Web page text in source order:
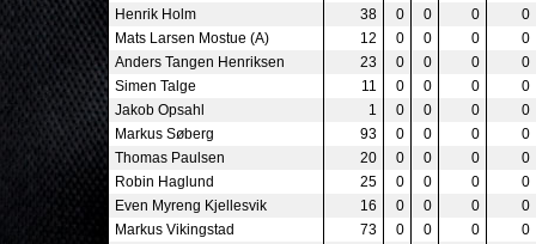
Henrik Holm
38 0 0 0
0
Mats Larsen Mostue (A)
12 0 0 0
0
Anders Tangen Henriksen
23 0 0 0
0
Simen Talge
11 0 0 0
0
Jakob Opsahl
1 0 0 0
0
Markus Søberg
93 0 0 0
0
Thomas Paulsen
20 0 0 0
0
Robin Haglund
25 0 0 0
0
Even Myreng Kjellesvik
16 0 0 0
0
Markus Vikingstad
73 0 0 0
0